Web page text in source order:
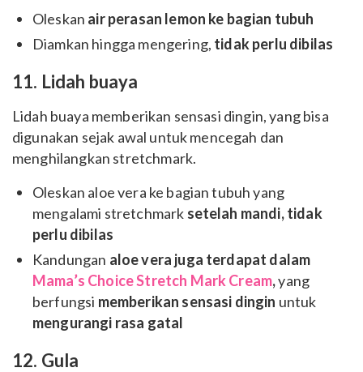
Oleskan air perasan lemon ke bagian tubuh
Diamkan hingga mengering, tidak perlu dibilas
11. Lidah buaya
Lidah buaya memberikan sensasi dingin, yang bisa
digunakan sejak awal untuk mencegah dan
menghilangkan stretchmark.
Oleskan aloe vera ke bagian tubuh yang
mengalami stretchmark setelah mandi, tidak
perlu dibilas
Kandungan aloe vera juga terdapat dalam
Mama’s Choice Stretch Mark Cream,yang
berfungsi memberikan sensasi dingin untuk
mengurangi rasa gatal
12. Gula